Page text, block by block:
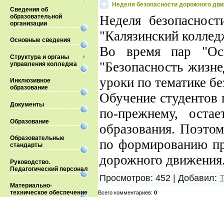
Сведения об
образовательной
организации
Основные сведения
Структура и органы
управления колледжа
Инклюзивное
образование
Документы
Образование
Образовательные
стандарты
Руководство.
Педагогический персонал
Материально-
техническое обеспечение
Неделя безопасности дорожного
Неделя
"Калязинский
Во время пар
"Безопасность
уроки по тематике
Обучение
по-прежнему,
образования.
по формированию
дорожного
Просмотров: 452 | Добавил:
Всего комментариев: 0